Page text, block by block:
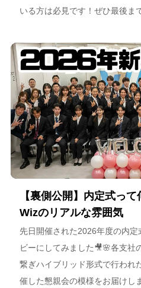
いる方は必見です！ぜひ最後ま
【裏側公開】内定式っ
Wizのリアルな雰囲気
先日開催された2026年度の内
ビーにしてみました🎥🌸各支社
繋ぎハイブリッド形式で行われ
催した懇親会の模様をお届けし